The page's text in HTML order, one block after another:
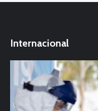
Internacional